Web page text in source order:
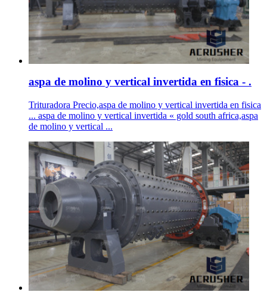
aspa de molino y vertical invertida en fisica - .
Trituradora Precio,aspa de molino y vertical invertida en fisica
... aspa de molino y vertical invertida « gold south africa,aspa
de molino y vertical ...